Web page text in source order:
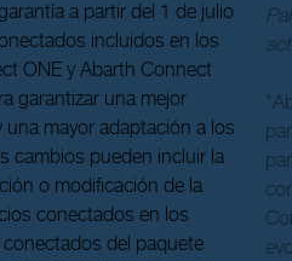
a partir del 1 de julio
incluidos en los
ONE y Abarth Connect
garantizar una mejor
una mayor adaptación a los
cambios pueden incluir la
o modificación de la
conectados en los
del paquete